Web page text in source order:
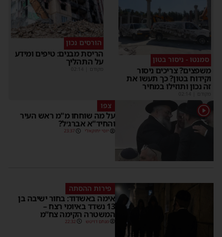
סמנטו - ניסור בטון
משפצים? צריכים ניסור
וקידוח בטון? כך תעשו את
זה נכון ותוזילו במחיר
מקודם
הורסים נכון
הריסת מבנים: טיפים ומידע
על התהליך
מקודם
1 צפו
על מה שוחחו מ"מ ראש העיר
והחיד"א אברג׳ל?
יוסי יחזקאלי 23:37
פירות ההסתה
אימה באשדוד: בחור ישיבה בן
13 נשדד באיומי רצח –
המשטרה הקימה צח”מ
מנחם דויטש 22:32